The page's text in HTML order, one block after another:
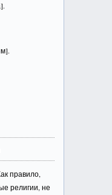
правило,
религии, не